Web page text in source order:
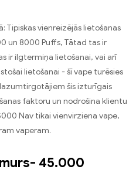
Tipiskas vienreizējās lietošanas
un 8000 Puffs, Tātad tas ir
ir ilgtermiņa lietošanai, vai arī
lietošanai - šī vape turēsies
šis izturīgais
faktoru un nodrošina klientu
Nav tikai vienvirziena vape,
vaperam.
45.000